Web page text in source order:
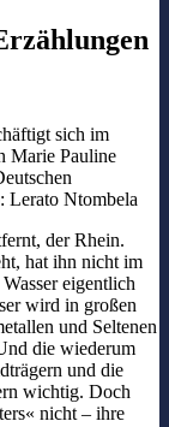
sich im
Marie Pauline
Lerato Ntombela
der Rhein.
hat ihn nicht im
eigentlich
wird in großen
und Seltenen
die wiederum
und die
wichtig. Doch
nicht – ihre